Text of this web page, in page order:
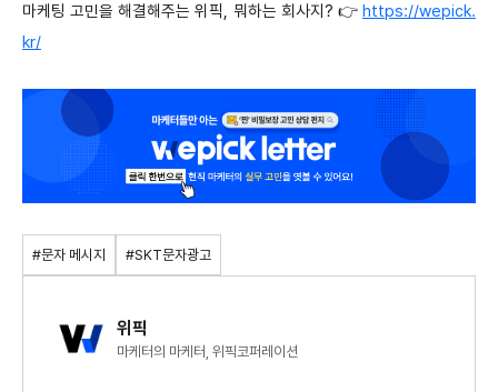
마케팅 고민을 해결해주는 위픽, 뭐하는 회사지? 👉 https://wepick.
kr/
#문자 메시지 #SKT문자광고
위픽
마케터의 마케터, 위픽코퍼레이션